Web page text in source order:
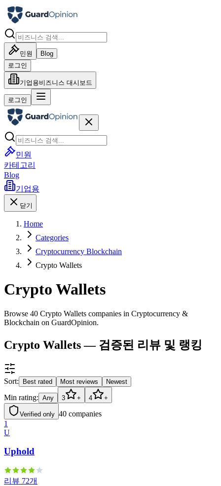
민원
Blog
로그인
기업용비즈니스 대시보드
로그인
민원
카테고리
Blog
기업용
닫기
Home
Categories
Cryptocurrency Blockchain
Crypto Wallets
Crypto Wallets
Browse 40 Crypto Wallets companies in Cryptocurrency &
Blockchain on GuardOpinion.
Crypto Wallets — 검증된 리뷰 및 랭킹
Sort: Best rated Most reviews Newest
Min rating: Any 3 + 4 +
Verified only 40 companies
1
U
Uphold
리뷰 72개